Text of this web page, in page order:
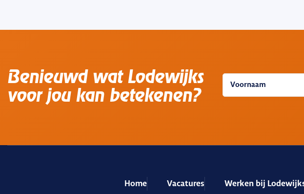
Benieuwd wat Lodewijks
voor jou kan betekenen?
Home Vacatures Werken bij